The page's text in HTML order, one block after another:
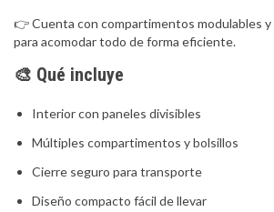
👉 Cuenta con compartimentos modulables
para acomodar todo de forma eficiente.
🎨 Qué incluye
Interior con paneles divisibles
Múltiples compartimentos y bolsillos
Cierre seguro para transporte
Diseño compacto fácil de llevar